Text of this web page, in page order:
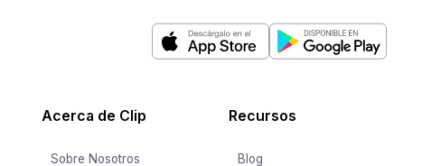
Acerca de Clip
Sobre Nosotros
Recursos
Blog